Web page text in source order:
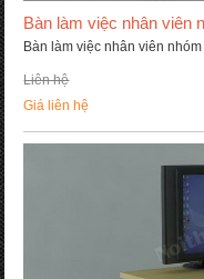
Bàn làm việc nhân viên
Bàn làm việc nhân viên
Liên hệ
Giá liên hệ